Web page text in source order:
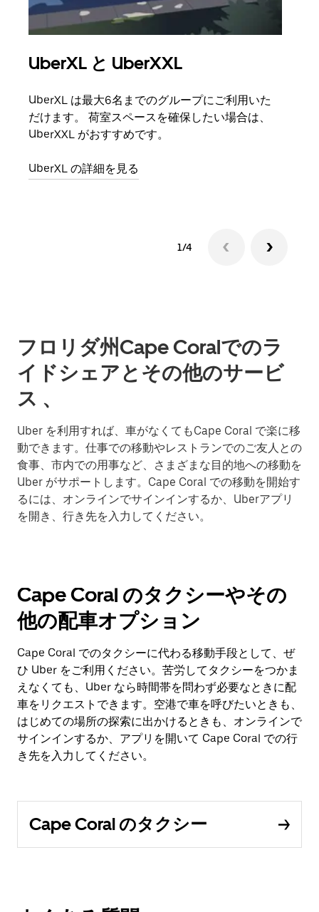
UberXL と UberXXL
UberXL は最大6名までのグループにご利用いた
だけます。 荷室スペースを確保したい場合は、
UberXXL がおすすめです。
UberXL の詳細を見る
1/4
フロリダ州Cape Coralでのラ
イドシェアとその他のサービ
ス 、
Uber を利用すれば、車がなくてもCape Coral で楽に移
動できます。仕事での移動やレストランでのご友人との
食事、市内での用事など、さまざまな目的地への移動を
Uber がサポートします。Cape Coral での移動を開始す
るには、オンラインでサインインするか、Uberアプリ
を開き、行き先を入力してください。
Cape Coral のタクシーやその
他の配車オプション
Cape Coral でのタクシーに代わる移動手段として、ぜ
ひ Uber をご利用ください。苦労してタクシーをつかま
えなくても、Uber なら時間帯を問わず必要なときに配
車をリクエストできます。空港で車を呼びたいときも、
はじめての場所の探索に出かけるときも、オンラインで
サインインするか、アプリを開いて Cape Coral での行
き先を入力してください。
Cape Coral のタクシー